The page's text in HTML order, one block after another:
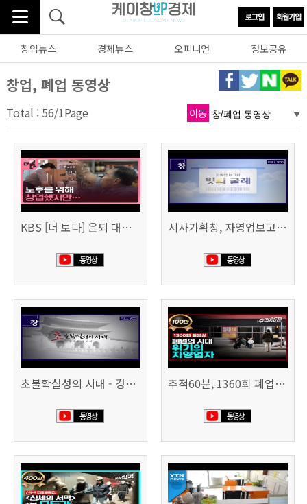
창업뉴스 경제뉴스 오피니언 정보공유
창업, 폐업 동영상
Total : 56/1Page 이동
KBS [더 보다] 은퇴 대신 폐업 시사기획창, 자영업보고서 빚의 굴레 507회 (KBS 25.6.10)
초불확실성의 시대 - 경제를 구하라 494회 (KBS 25.2.11) 추적60분, 1360회 폐업의 시대, 위기의 자영업자